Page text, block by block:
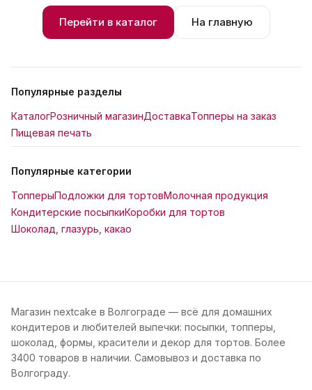
Перейти в каталог На главную
Популярные разделы
КаталогРозничный магазинДоставкаТопперы на заказ
Пищевая печать
Популярные категории
ТопперыПодложки для тортовМолочная продукция
Кондитерские посыпкиКоробки для тортов
Шоколад, глазурь, какао
Магазин nextcake в Волгограде — всё для домашних
кондитеров и любителей выпечки: посыпки, топперы,
шоколад, формы, красители и декор для тортов. Более
3400 товаров в наличии. Самовывоз и доставка по
Волгограду.